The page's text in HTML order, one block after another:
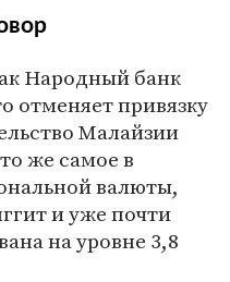
Народный банк
отменяет привязку
Малайзии
же самое в
валюты,
и уже почти
на уровне 3,8